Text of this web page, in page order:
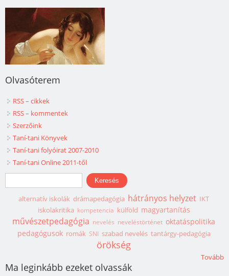
Olvasóterem
RSS – cikkek
RSS – kommentek
Szerzőink
Taní-tani Könyvek
Taní-tani folyóirat 2007-2010
Taní-tani Online 2011-től
Keresés űrlap
Keresés
alternatív iskolák drámapedagógia hátrányos helyzet IKT
iskolakritika kompetencia külföld magyartanítás
művészetpedagógia nevelés neveléstörténet oktatáspolitika
pedagógusok romák SNI szabad nevelés tantárgy-pedagógia
örökség
Tovább
Ma leginkább ezeket olvassák